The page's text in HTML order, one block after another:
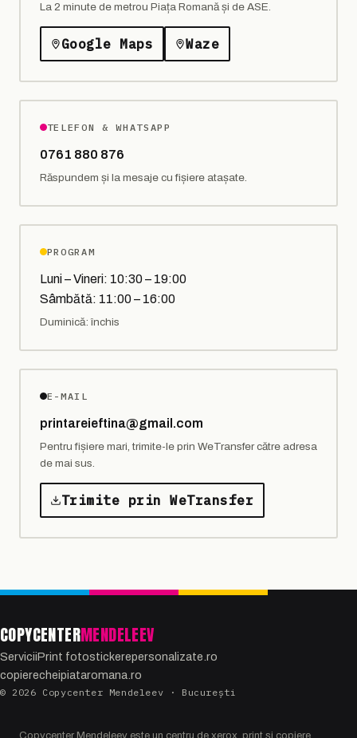
La 2 minute de metrou Piața Romană și de ASE.
Google Maps Waze
TELEFON & WHATSAPP
0761 880 876
Răspundem și la mesaje cu fișiere atașate.
PROGRAM
Luni – Vineri: 10:30 – 19:00
Sâmbătă: 11:00 – 16:00
Duminică: închis
E-MAIL
printareieftina@gmail.com
Pentru fișiere mari, trimite-le prin WeTransfer către adresa
de mai sus.
Trimite prin WeTransfer
COPYCENTERMENDELEEV
ServiciiPrint fotostickerepersonalizate.ro
copierecheipiataromana.ro
© 2026 Copycenter Mendeleev · București
Copycenter Mendeleev este un centru de xerox, print și copiere